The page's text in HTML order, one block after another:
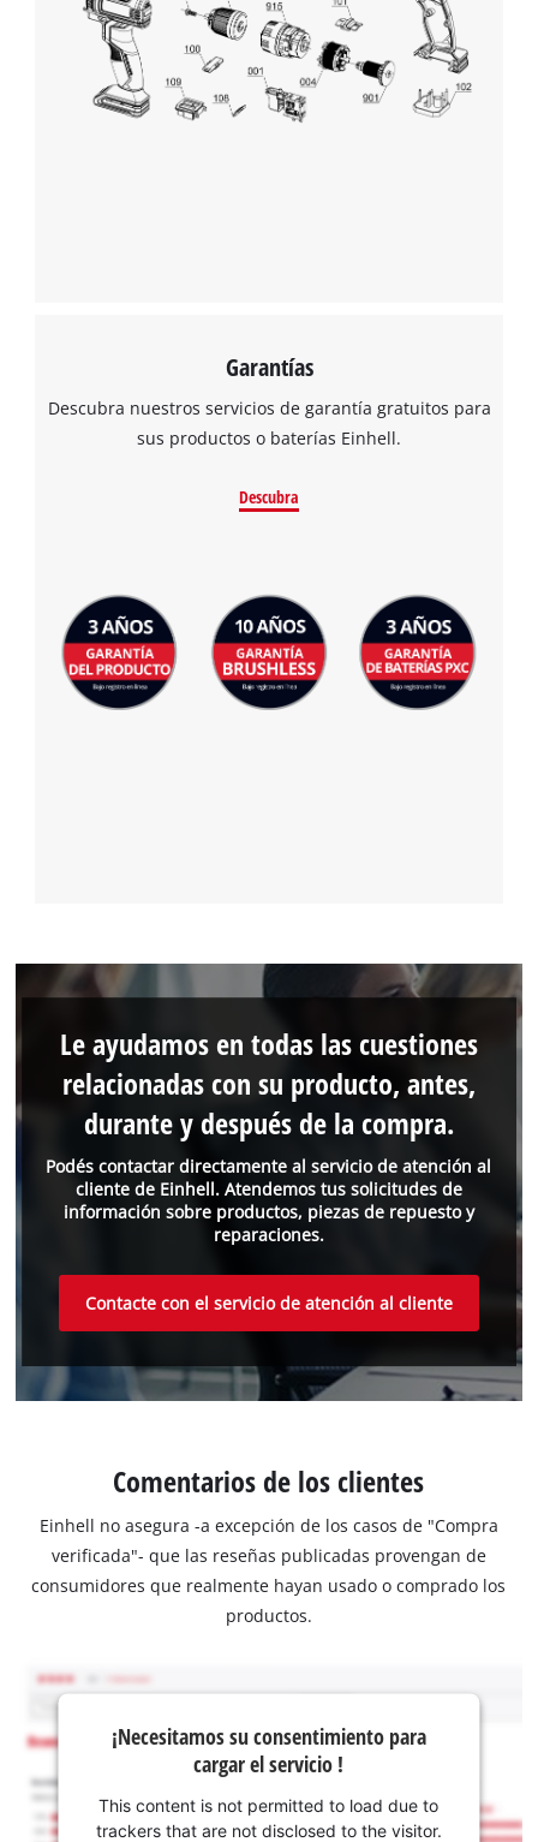
Garantías
Descubra nuestros servicios de garantía gratuitos para
sus productos o baterías Einhell.
Descubra
Podés contactar directamente al servicio de atención al
cliente de Einhell. Atendemos tus solicitudes de
información sobre productos, piezas de repuesto y
reparaciones.
Le ayudamos en todas las cuestiones
relacionadas con su producto, antes,
durante y después de la compra.
Contacte con el servicio de atención al cliente
Comentarios de los clientes
Einhell no asegura -a excepción de los casos de "Compra
verificada"- que las reseñas publicadas provengan de
consumidores que realmente hayan usado o comprado los
productos.
¡Necesitamos su consentimiento para
cargar el servicio !
This content is not permitted to load due to
trackers that are not disclosed to the visitor.